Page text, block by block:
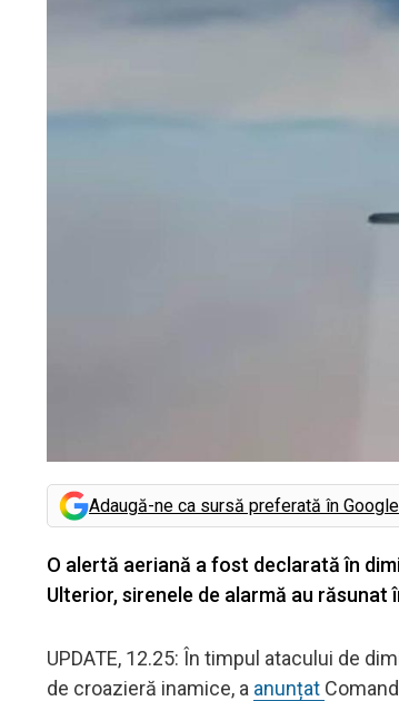
Adaugă-ne ca sursă preferată în Google
O alertă aeriană a fost declarată în
Ulterior, sirenele de alarmă au răsunat
UPDATE, 12.25: În timpul atacului de
de croazieră inamice, a anunțat